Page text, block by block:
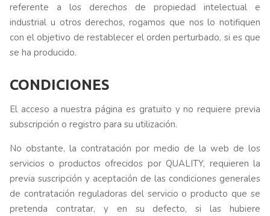
referente a los derechos de propiedad intelectual e
industrial u otros derechos, rogamos que nos lo notifiquen
con el objetivo de restablecer el orden perturbado, si es que
se ha producido.
CONDICIONES
El acceso a nuestra página es gratuito y no requiere previa
subscripción o registro para su utilización.
No obstante, la contratación por medio de la web de los
servicios o productos ofrecidos por QUALITY, requieren la
previa suscripción y aceptación de las condiciones generales
de contratación reguladoras del servicio o producto que se
pretenda contratar, y en su defecto, si las hubiere